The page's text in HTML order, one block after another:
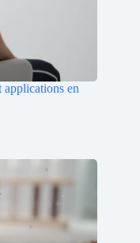
applications en